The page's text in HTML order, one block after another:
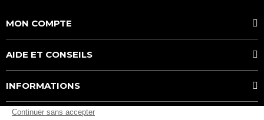
MON COMPTE
AIDE ET CONSEILS
INFORMATIONS